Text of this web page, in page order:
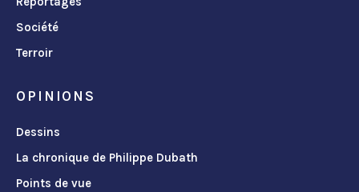
Société
Terroir
OPINIONS
Dessins
La chronique de Philippe Dubath
Points de vue